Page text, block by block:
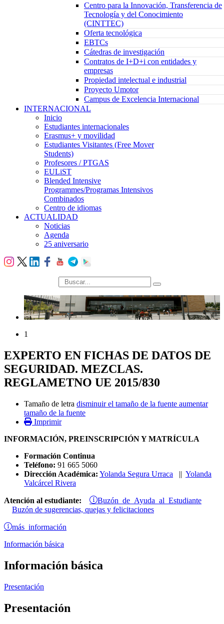
Centro para la Innovación, Transferencia de
Tecnología y del Conocimiento
(CINTTEC)
Oferta tecnológica
EBTCs
Cátedras de investigación
Contratos de I+D+i con entidades y
empresas
Propiedad intelectual e industrial
Proyecto Umotor
Campus de Excelencia Internacional
INTERNACIONAL
Inicio
Estudiantes internacionales
Erasmus+ y movilidad
Estudiantes Visitantes (Free Mover
Students)
Profesores / PTGAS
EULiST
Blended Intensive
Programmes/Programas Intensivos
Combinados
Centro de idiomas
ACTUALIDAD
Noticias
Agenda
25 aniversario
búsqueda
1
EXPERTO EN FICHAS DE DATOS DE
SEGURIDAD. MEZCLAS.
REGLAMETNO UE 2015/830
Tamaño de letra disminuir el tamaño de la fuente aumentar
tamaño de la fuente
Imprimir
INFORMACIÓN, PREINSCRIPCIÓN Y MATRÍCULA
Formación Continua
Teléfono: 91 665 5060
Dirección Académica: Yolanda Segura Urraca || Yolanda
Valcárcel Rivera
Atención al estudiante: Buzón de Ayuda al Estudiante
Buzón de sugerencias, quejas y felicitaciones
más información
Información básica
Información básica
Presentación
Presentación